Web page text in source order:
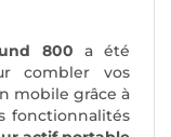
800 a été
combler vos
mobile grâce à
fonctionnalités